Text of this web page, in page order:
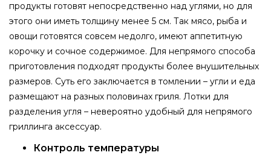
продукты готовят непосредственно над углями, но для
этого они иметь толщину менее 5 см. Так мясо, рыба и
овощи готовятся совсем недолго, имеют аппетитную
корочку и сочное содержимое. Для непрямого способа
приготовления подходят продукты более внушительных
размеров. Суть его заключается в томлении – угли и еда
размещают на разных половинах гриля. Лотки для
разделения угля – невероятно удобный для непрямого
гриллинга аксессуар.
Контроль температуры